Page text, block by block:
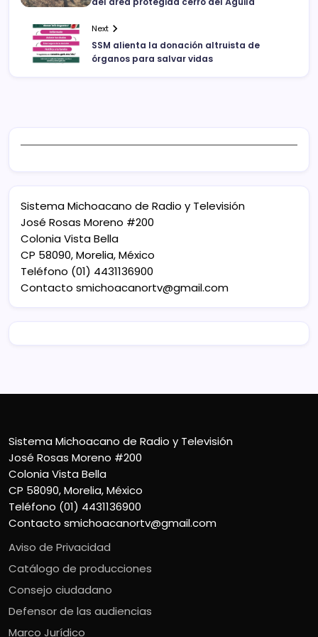
Next
SSM alienta la donación altruista de
órganos para salvar vidas
Sistema Michoacano de Radio y Televisión
José Rosas Moreno #200
Colonia Vista Bella
CP 58090, Morelia, México
Teléfono (01) 4431136900
Contacto smichoacanortv@gmail.com
Sistema Michoacano de Radio y Televisión
José Rosas Moreno #200
Colonia Vista Bella
CP 58090, Morelia, México
Teléfono (01) 4431136900
Contacto smichoacanortv@gmail.com
Aviso de Privacidad
Catálogo de producciones
Consejo ciudadano
Defensor de las audiencias
Marco Jurídico